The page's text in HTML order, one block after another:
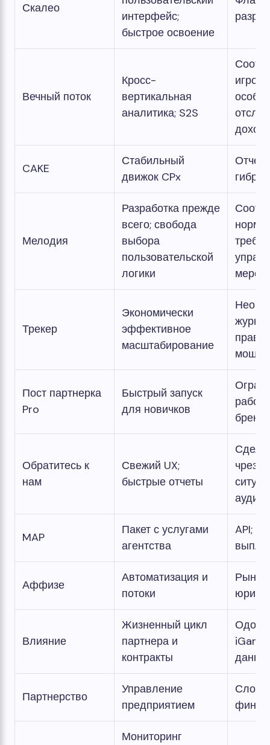
Скалео
интерфейс;
быстрое освоение
Вечный поток
Кросс-
вертикальная
аналитика; S2S
CAKE
Стабильный
движок CPx
Мелодия
Разработка прежде
всего; свобода
выбора
пользовательской
логики
Трекер
Экономически
эффективное
масштабирование
Пост партнерка
Pro
Быстрый запуск
для новичков
Обратитесь к
нам
Свежий UX;
быстрые отчеты
MAP
Пакет с услугами
агентства
API;
Аффизе
Автоматизация и
потоки
Влияние
Жизненный цикл
партнера и
контракты
Партнерство
Управление
предприятием
Мониторинг